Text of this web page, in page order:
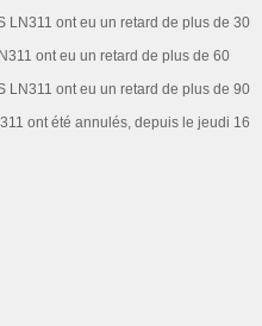
LN311 ont eu un retard de plus de 30
ont eu un retard de plus de 60
LN311 ont eu un retard de plus de 90
ont été annulés, depuis le jeudi 16